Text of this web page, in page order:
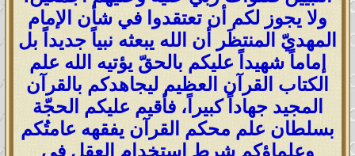
ولا يجوز لكم أن تعتقدوا في شأن الإمام
المهديّ المنتظَر أن الله يبعثه نبياً جديداً بل
إماماً شهيداً عليكم بالحقّ يؤتيه الله علم
الكتاب القرآن العظيم ليجاهدكم بالقرآن
المجيد جهاداً كبيراً، فأقيم عليكم الحجّة
بسلطان علم محكم القرآن يفقهه عامتُكم
وعلماؤكم شرط استخدام العقل في